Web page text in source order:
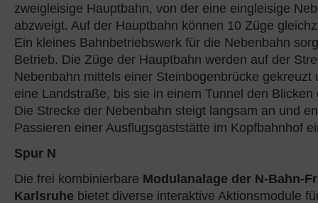
zweigleisige Hauptbahn, von der eine eingleisige
abzweigt. Auf der Hauptbahn können 10 Züge
Ein kleines Bahnbetriebswerk für die Nebenbahn
Betrieb. Die Züge der Hauptbahn werden auf der
Nebenbahn mittels einer Steinbogenbrücke gekreuzt
eine Landstraße, bis sie in einem Tunnel den Blicken
Die Strecke der Nebenbahn steigt langsam an und
Passieren einer Ausflugsgaststätte im Kopfbahnhof
Spur N
Die frei kombinierbare Modulanalage der N-Bahn-
Karlsruhe bietet diverse interaktive Aktionsmodule